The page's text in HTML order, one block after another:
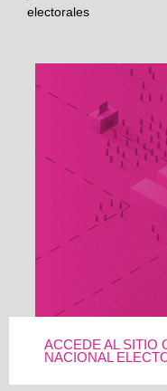
electorales
ACCEDE AL SITIO
NACIONAL